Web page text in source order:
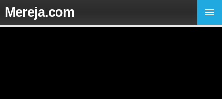
Mereja.com